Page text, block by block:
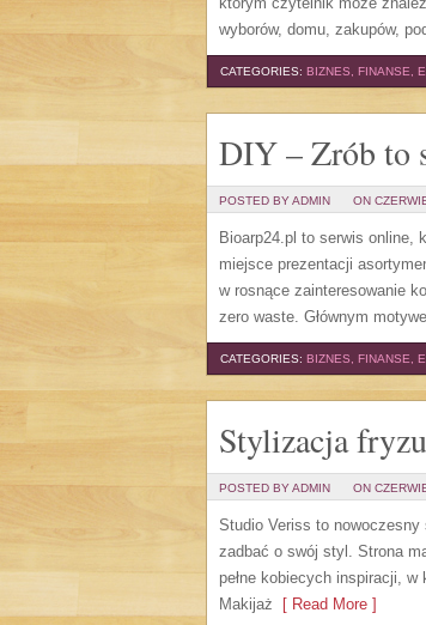
wyborów, domu, zakupów,
CATEGORIES: BIZNES, FINANSE,
DIY – Zrób to
POSTED BY ADMIN ON
Bioarp24.pl to serwis online,
miejsce prezentacji
w rosnące zainteresowanie
zero waste. Głównym
CATEGORIES: BIZNES, FINANSE,
Stylizacja
POSTED BY ADMIN ON
Studio Veriss to
zadbać o swój styl. Strona
pełne kobiecych inspiracji,
Makijaż [ Read More ]